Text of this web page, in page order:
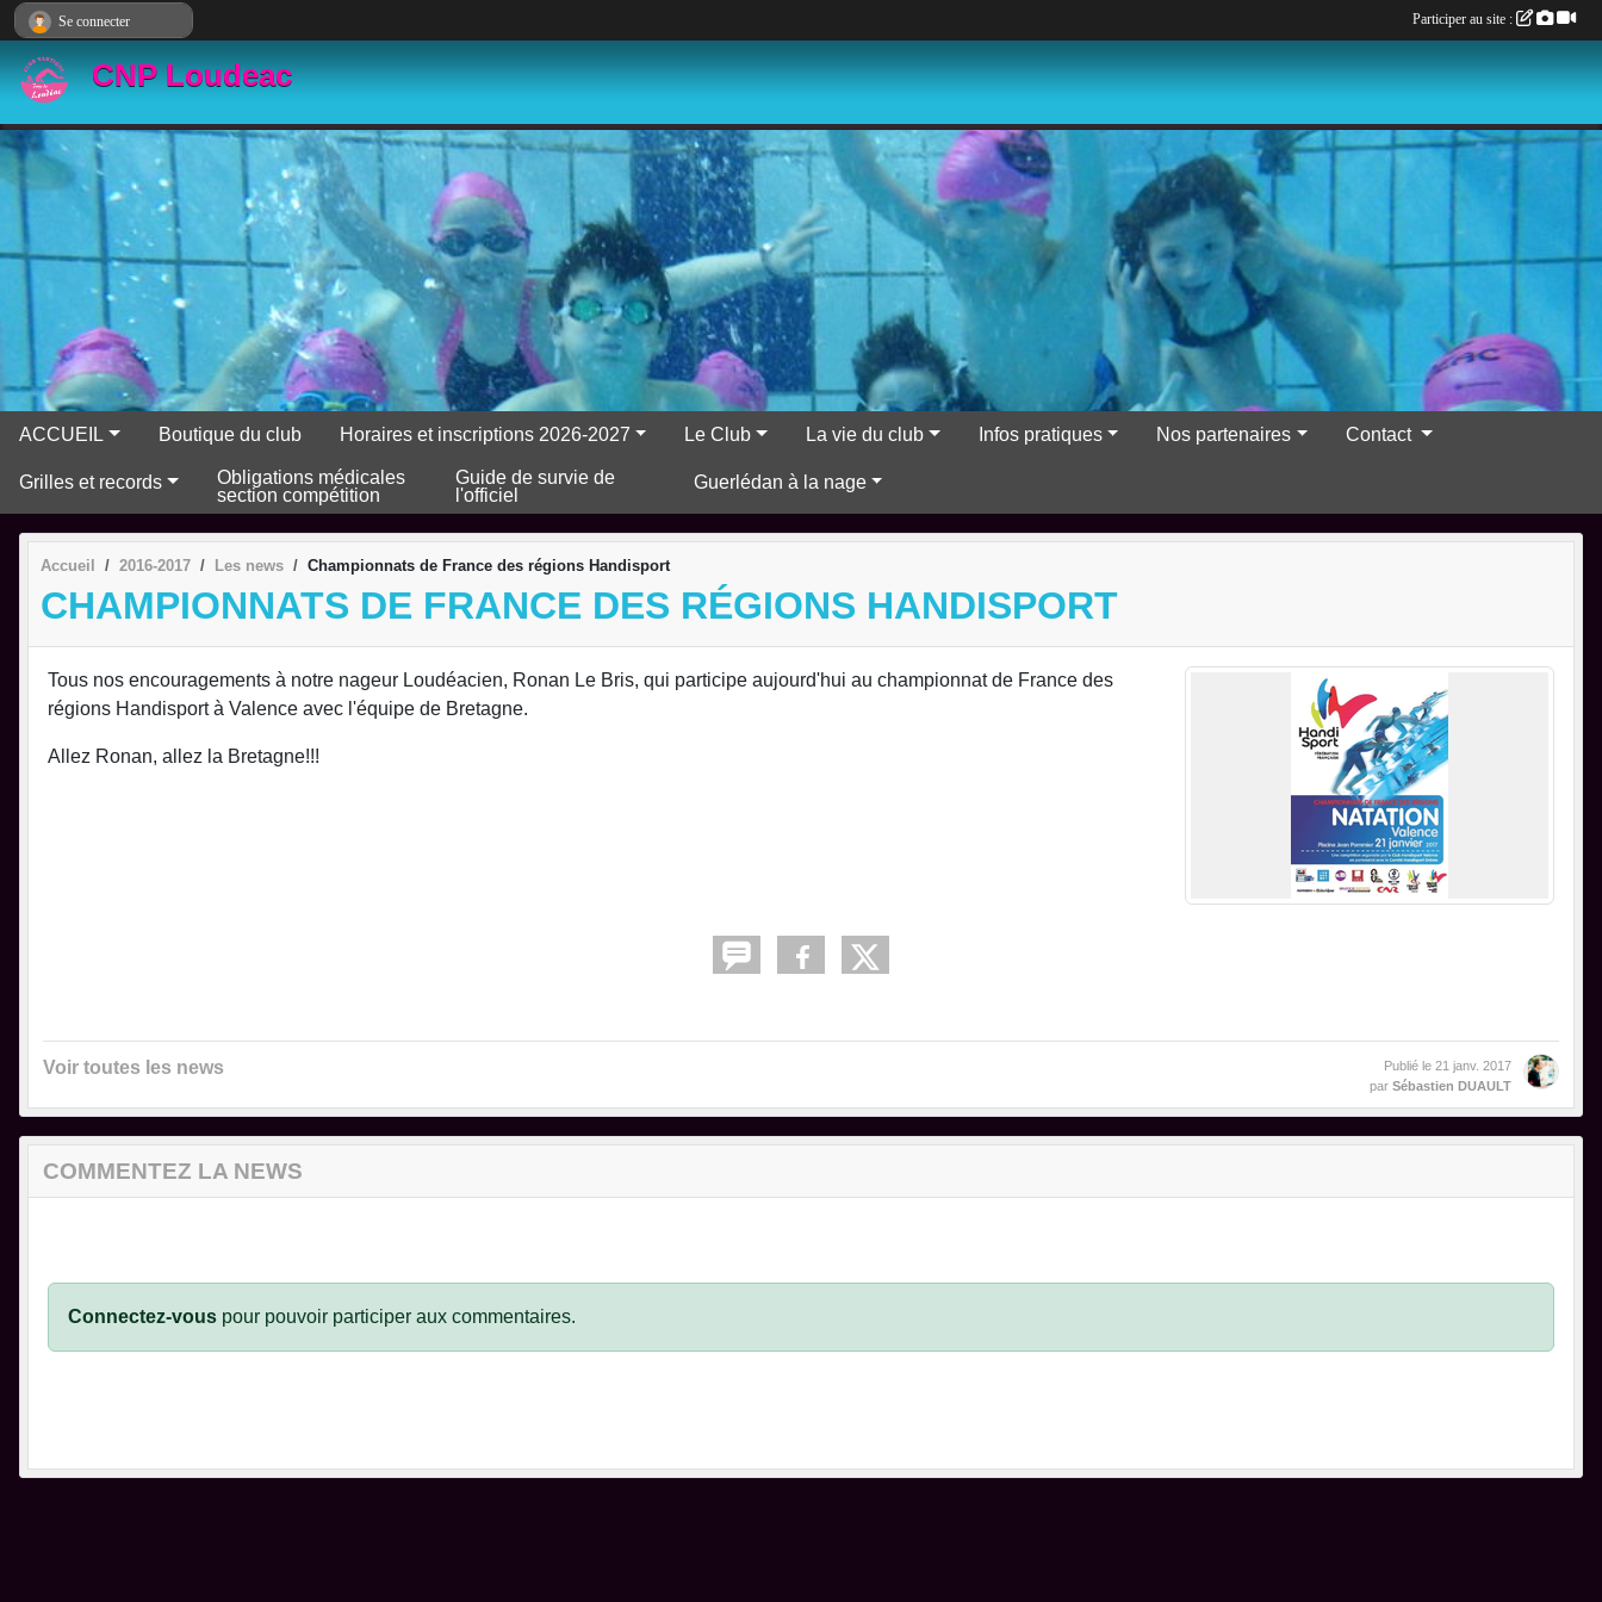
CNP Loudeac
ACCUEIL Boutique du club Horaires et inscriptions 2026-2027 Le Club La vie du club Infos pratiques Nos partenaires Contact
Grilles et records
Obligations médicales
section compétition
Guide de survie de
l'officiel
Guerlédan à la nage
Accueil 2016-2017 Les news Championnats de France des régions Handisport
CHAMPIONNATS DE FRANCE DES RÉGIONS HANDISPORT
Tous nos encouragements à notre nageur Loudéacien, Ronan Le Bris, qui participe aujourd'hui au championnat de France des
régions Handisport à Valence avec l'équipe de Bretagne.
Allez Ronan, allez la Bretagne!!!
Voir toutes les news Publié le 21 janv. 2017
par Sébastien DUAULT
COMMENTEZ LA NEWS
Connectez-vous pour pouvoir participer aux commentaires.
Se connecter Participer au site :
Panneau de gestion des cookies